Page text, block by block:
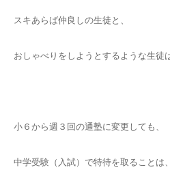
スキあらば仲良しの生徒と、
おしゃべりをしようとするような生徒
小６から週３回の通塾に変更しても、
中学受験（入試）で特待を取ることは、